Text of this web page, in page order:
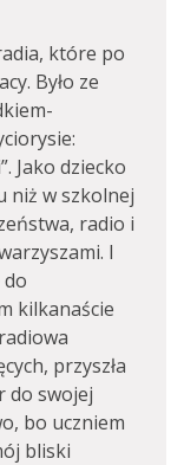
które po
Było ze
Jako dziecko
niż w szkolnej
radio i
I
kilkanaście
przyszła
do swojej
bo uczniem
bliski